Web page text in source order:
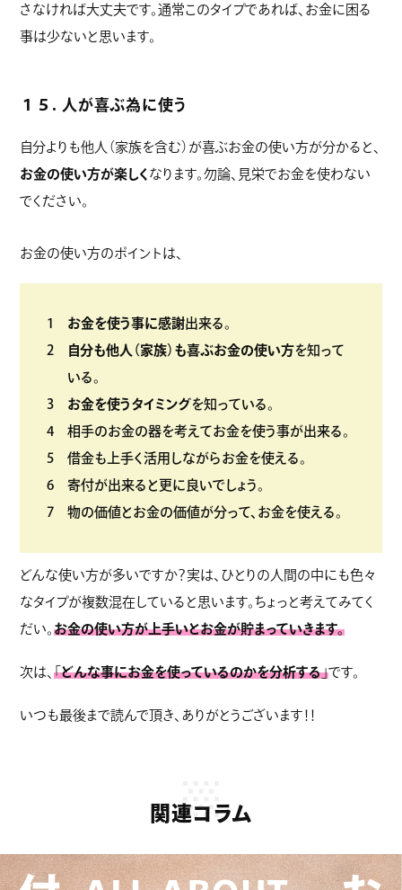
さなければ大丈夫です。通常このタイプであれば、お金に困る
事は少ないと思います。
１５. 人が喜ぶ為に使う
自分よりも他人（家族を含む）が喜ぶお金の使い方が分かると、
お金の使い方が楽しく なります。勿論、見栄でお金を使わない
でください。
お金の使い方のポイントは、
お金を使う事に感謝出来る。
自分も他人（家族）も喜ぶお金の使い方を知って
いる。
お金を使うタイミングを知っている。
相手のお金の器を考えてお金を使う事が出来る。
借金も上手く活用しながらお金を使える。
寄付が出来ると更に良いでしょう。
物の価値とお金の価値が分って、お金を使える。
どんな使い方が多いですか？実は、ひとりの人間の中にも色々
なタイプが複数混在していると思います。ちょっと考えてみてく
だい。お金の使い方が上手いとお金が貯まっていきます。
次は、「どんな事にお金を使っているのかを分析する」です。
いつも最後まで読んで頂き、ありがとうございます！！
関連コラム